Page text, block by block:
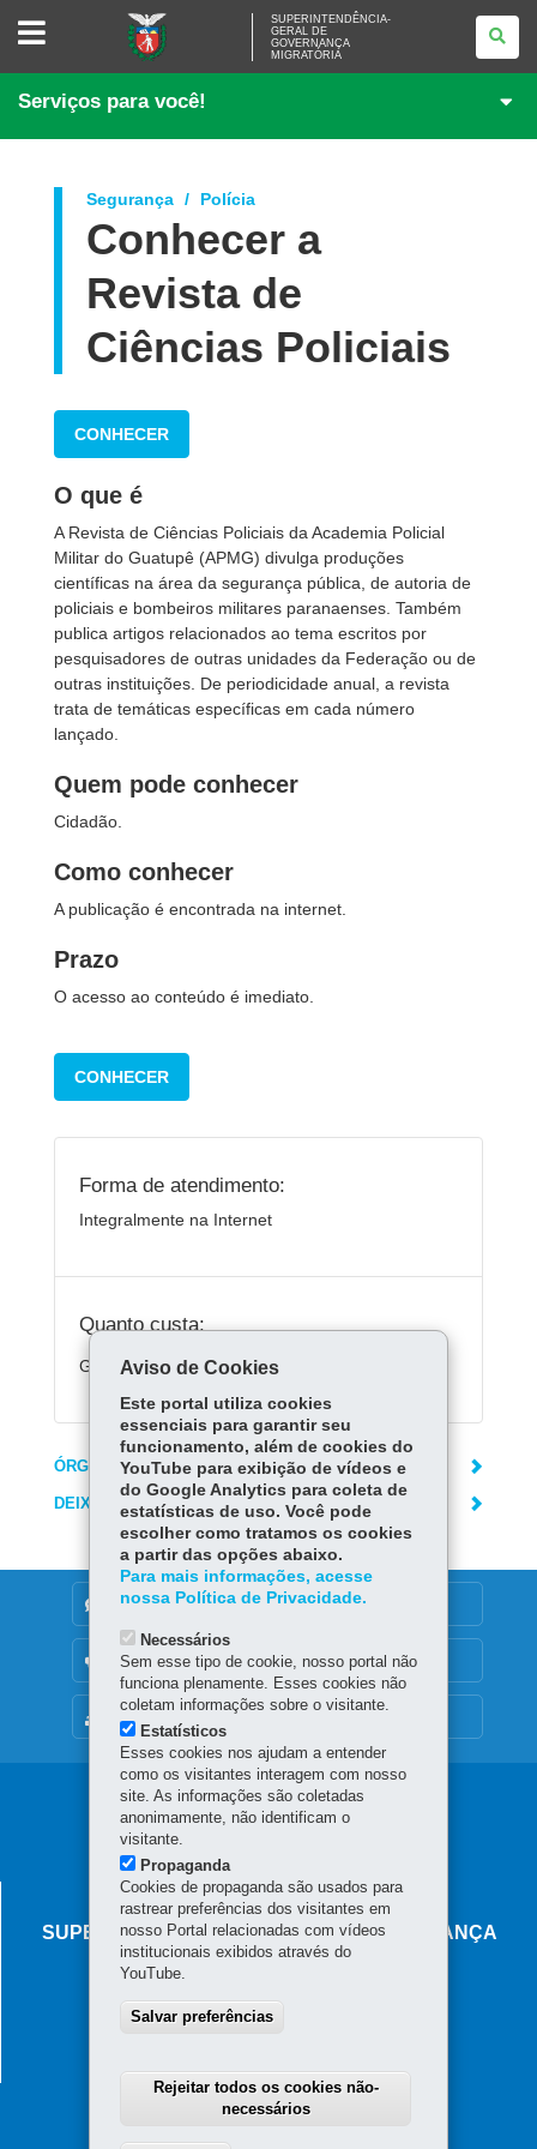
SUPERINTENDÊNCIA-
GOVERNANÇA
SUPERINTENDÊNCIA-
GERAL DE
GOVERNANÇA
MIGRATÓRIA
Serviços para você!
Segurança Polícia
Conhecer a
Revista de
Ciências Policiais
CONHECER
O que é
A Revista de Ciências Policiais da Academia Policial
Militar do Guatupê (APMG) divulga produções
científicas na área da segurança pública, de autoria de
policiais e bombeiros militares paranaenses. Também
publica artigos relacionados ao tema escritos por
pesquisadores de outras unidades da Federação ou de
outras instituições. De periodicidade anual, a revista
trata de temáticas específicas em cada número
lançado.
Quem pode conhecer
Cidadão.
Como conhecer
A publicação é encontrada na internet.
Prazo
O acesso ao conteúdo é imediato.
CONHECER
Forma de atendimento:
Integralmente na Internet
Quanto custa:
Gratuito
ÓRGÃO RESPONSÁVEL
DEIXE SUA OPINIÃO
DENUNCIE CORRUPÇÃO
OUVIDORIA
Navegação
principal
AGÊNCIA DO MIGRANTE
SUPERINTENDÊNCIA-GERAL DE GOVERNANÇA
MIGRATÓRIA
80060-010-Curitiba
Aviso de Cookies
Este portal utiliza cookies
essenciais para garantir seu
funcionamento, além de cookies do
YouTube para exibição de vídeos e
do Google Analytics para coleta de
estatísticas de uso. Você pode
escolher como tratamos os cookies
a partir das opções abaixo.
Para mais informações, acesse
nossa Política de Privacidade.
Necessários
Sem esse tipo de cookie, nosso portal não
funciona plenamente. Esses cookies não
coletam informações sobre o visitante.
Estatísticos
Esses cookies nos ajudam a entender
como os visitantes interagem com nosso
site. As informações são coletadas
anonimamente, não identificam o
visitante.
Propaganda
Cookies de propaganda são usados para
rastrear preferências dos visitantes em
nosso Portal relacionadas com vídeos
institucionais exibidos através do
YouTube.
Salvar preferências
Rejeitar todos os cookies não-
necessários